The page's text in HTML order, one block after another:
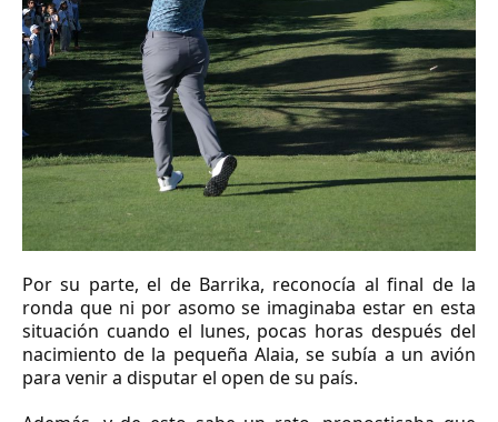
Por su parte, el de Barrika, reconocía al final de la
ronda que ni por asomo se imaginaba estar en esta
situación cuando el lunes, pocas horas después del
nacimiento de la pequeña Alaia, se subía a un avión
para venir a disputar el open de su país.